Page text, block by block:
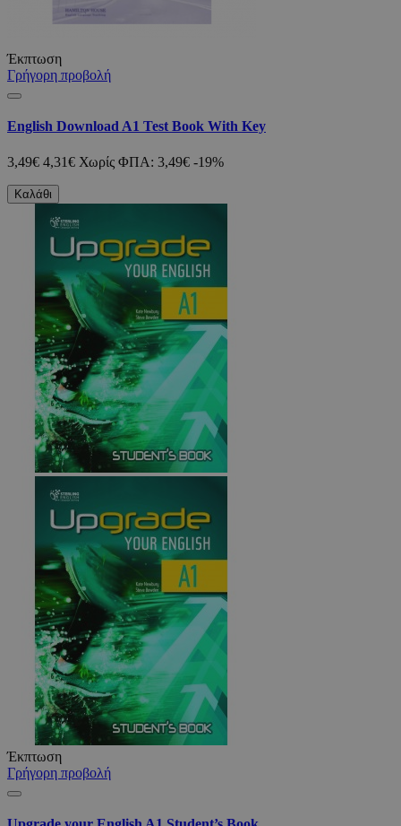
Έκπτωση
Γρήγορη προβολή
English Download A1 Test Book With Key
3,49€ 4,31€ Χωρίς ΦΠΑ: 3,49€ -19%
Καλάθι
Έκπτωση
Γρήγορη προβολή